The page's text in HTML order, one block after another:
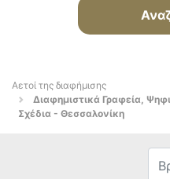
Αετοί της διαφήμισης
Διαφημιστικά Γραφεία,
Σχέδια - Θεσσαλονίκη